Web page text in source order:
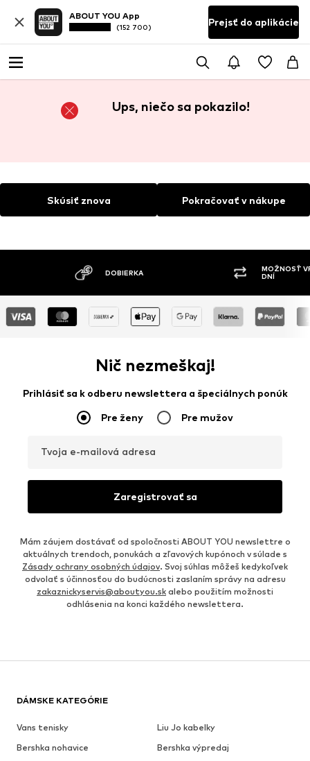
ABOUT YOU App
(152 700) Prejsť do aplikácie
Ups, niečo sa pokazilo!
Skúsiť znova Pokračovať v nákupe
DOBIERKA
MOŽNOSŤ
DNÍ
Nič nezmeškaj!
Prihlásiť sa k odberu newslettera a špeciálnych ponúk
Pre ženy Pre mužov
Tvoja e-mailová adresa
Zaregistrovať sa
Mám záujem dostávať od spoločnosti ABOUT YOU newslettre o
aktuálnych trendoch, ponukách a zľavových kupónoch v súlade s
Zásady ochrany osobných údajov. Svoj súhlas môžeš kedykoľvek
odvolať s účinnosťou do budúcnosti zaslaním správy na adresu
zakaznickyservis@aboutyou.sk alebo použitím možnosti
odhlásenia na konci každého newslettera.
DÁMSKE KATEGÓRIE
Vans tenisky
Liu Jo kabelky
Bershka nohavice
Bershka výpredaj